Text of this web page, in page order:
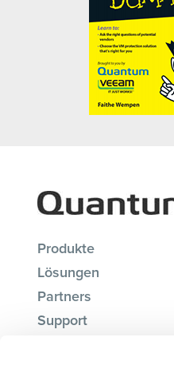
Produkte
Lösungen
Partners
Support